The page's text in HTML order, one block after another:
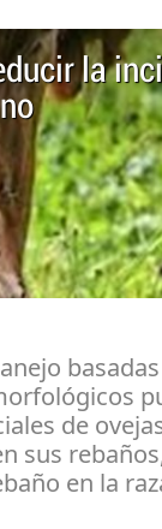
la
de
sus
en la